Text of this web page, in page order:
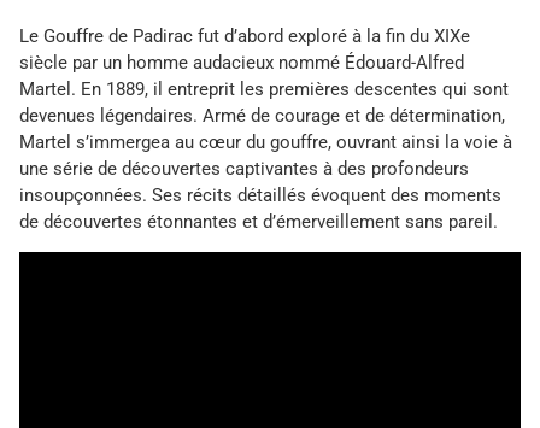
Le Gouffre de Padirac fut d’abord exploré à la fin du XIXe
siècle par un homme audacieux nommé Édouard-Alfred
Martel. En 1889, il entreprit les premières descentes qui sont
devenues légendaires. Armé de courage et de détermination,
Martel s’immergea au cœur du gouffre, ouvrant ainsi la voie à
une série de découvertes captivantes à des profondeurs
insoupçonnées. Ses récits détaillés évoquent des moments
de découvertes étonnantes et d’émerveillement sans pareil.